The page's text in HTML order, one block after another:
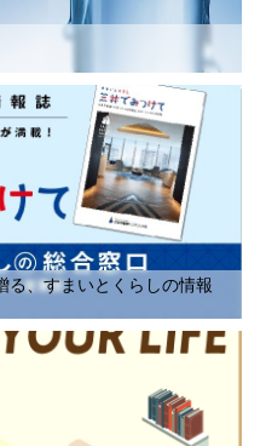
る、すまいとくらしの情報